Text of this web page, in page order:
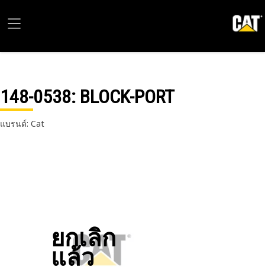
148-0538: BLOCK-PORT
แบรนด์: Cat
ยกเลิก
แล้ว